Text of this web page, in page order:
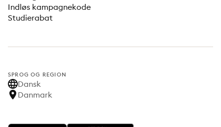
Indløs kampagnekode
Studierabat
SPROG OG REGION
Dansk
Danmark